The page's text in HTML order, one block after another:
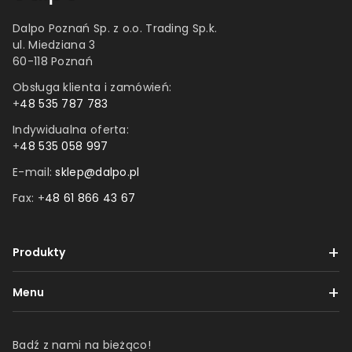
Dalpo Poznań Sp. z o.o. Trading Sp.k.
ul. Miedziana 3
60-118 Poznań
Obsługa klienta i zamówień:
+48 535 787 783
Indywidualna oferta:
+48 535 058 997
E-mail:sklep@dalpo.pl
Fax: +48 61 866 43 67
Produkty
Etykiety
Folie
Menu
Badź z nami na bieżąco!